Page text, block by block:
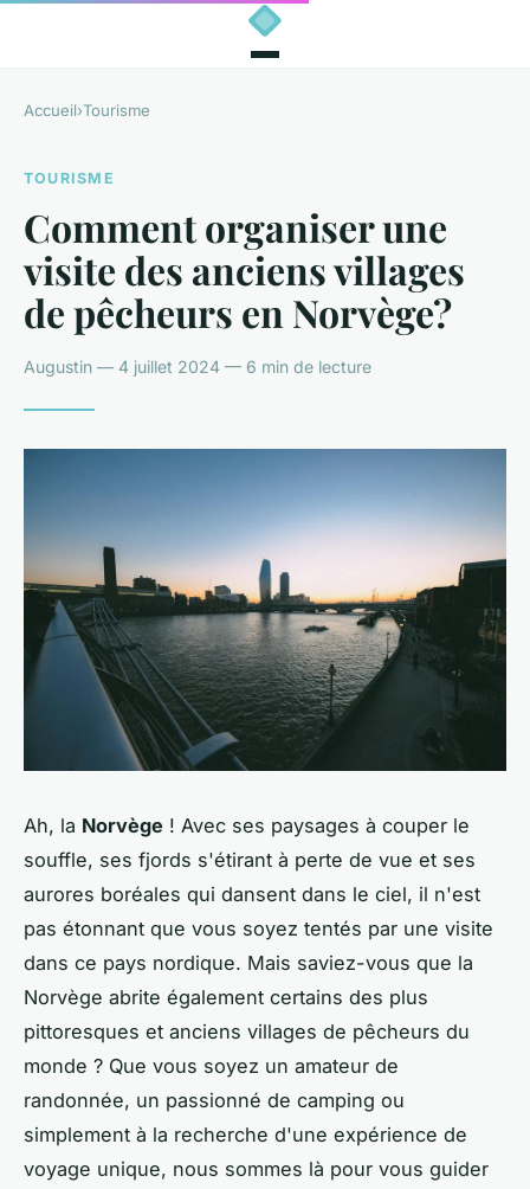
Accueil›Tourisme
TOURISME
Comment organiser une
visite des anciens villages
de pêcheurs en Norvège?
Augustin — 4 juillet 2024 — 6 min de lecture
Ah, la Norvège ! Avec ses paysages à couper le
souffle, ses fjords s'étirant à perte de vue et ses
aurores boréales qui dansent dans le ciel, il n'est
pas étonnant que vous soyez tentés par une visite
dans ce pays nordique. Mais saviez-vous que la
Norvège abrite également certains des plus
pittoresques et anciens villages de pêcheurs du
monde ? Que vous soyez un amateur de
randonnée, un passionné de camping ou
simplement à la recherche d'une expérience de
voyage unique, nous sommes là pour vous guider